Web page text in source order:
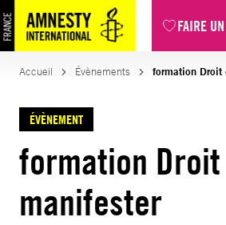
FAIRE
Accueil Évènements formation Droit
ÉVÈNEMENT
formation Droit
manifester